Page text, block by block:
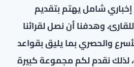
شامل يهتم بتقديم
وهدفنا أن نصل لقرائنا
والحصري بما يليق بقواعد
لذلك نقدم لكم مجموعة كبيرة